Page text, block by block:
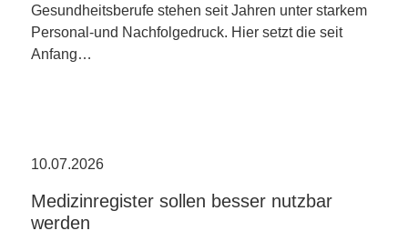
Gesundheitsberufe stehen seit Jahren unter starkem
Personal-und Nachfolgedruck. Hier setzt die seit
Anfang…
10.07.2026
Medizinregister sollen besser nutzbar
werden